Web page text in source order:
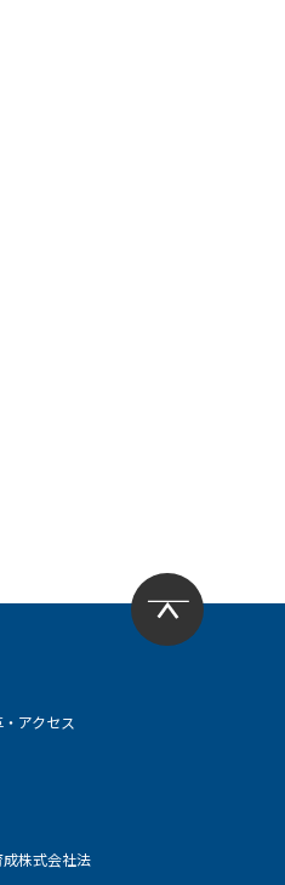
アクセス
株式会社法